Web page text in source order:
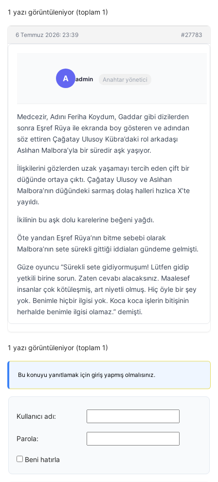
1 yazı görüntüleniyor (toplam 1)
6 Temmuz 2026: 23:39 #27783
A admin Anahtar yönetici
Medcezir, Adını Feriha Koydum, Gaddar gibi dizilerden
sonra Eşref Rüya ile ekranda boy gösteren ve adından
söz ettiren Çağatay Ulusoy Kübra’daki rol arkadaşı
Aslıhan Malbora’yla bir süredir aşk yaşıyor.
İlişkilerini gözlerden uzak yaşamayı tercih eden çift bir
düğünde ortaya çıktı. Çağatay Ulusoy ve Aslıhan
Malbora’nın düğündeki sarmaş dolaş halleri hızlıca X’te
yayıldı.
İkilinin bu aşk dolu karelerine beğeni yağdı.
Öte yandan Eşref Rüya’nın bitme sebebi olarak
Malbora’nın sete sürekli gittiği iddiaları gündeme gelmişti.
Güze oyuncu “Sürekli sete gidiyormuşum! Lütfen gidip
yetkili birine sorun. Zaten cevabı alacaksınız. Maalesef
insanlar çok kötüleşmiş, art niyetli olmuş. Hiç öyle bir şey
yok. Benimle hiçbir ilgisi yok. Koca koca işlerin bitişinin
herhalde benimle ilgisi olamaz.” demişti.
1 yazı görüntüleniyor (toplam 1)
Bu konuyu yanıtlamak için giriş yapmış olmalısınız.
Kullanıcı adı:
Parola:
Beni hatırla